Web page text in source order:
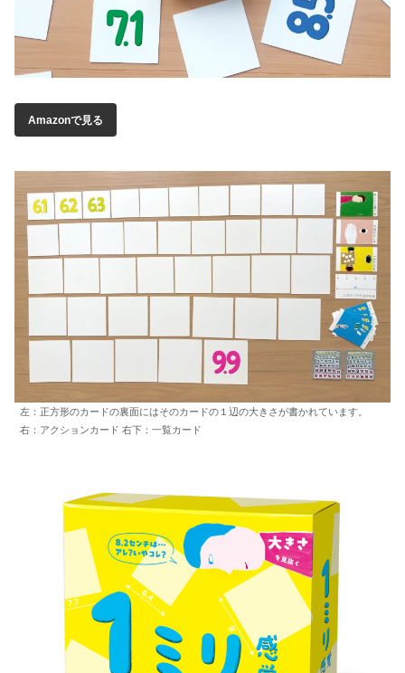
Amazonで見る
左：正方形のカードの裏面にはそのカードの１辺の大きさが書かれています。
右：アクションカード 右下：一覧カード